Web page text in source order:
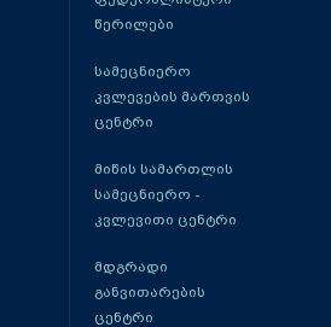
წერილები
სამეცნიერო
კვლევების მართვის
ცენტრი
მიწის სამართლის
სამეცნიერო -
კვლევითი ცენტრი
მდგრადი
განვითარების
ცენტრი